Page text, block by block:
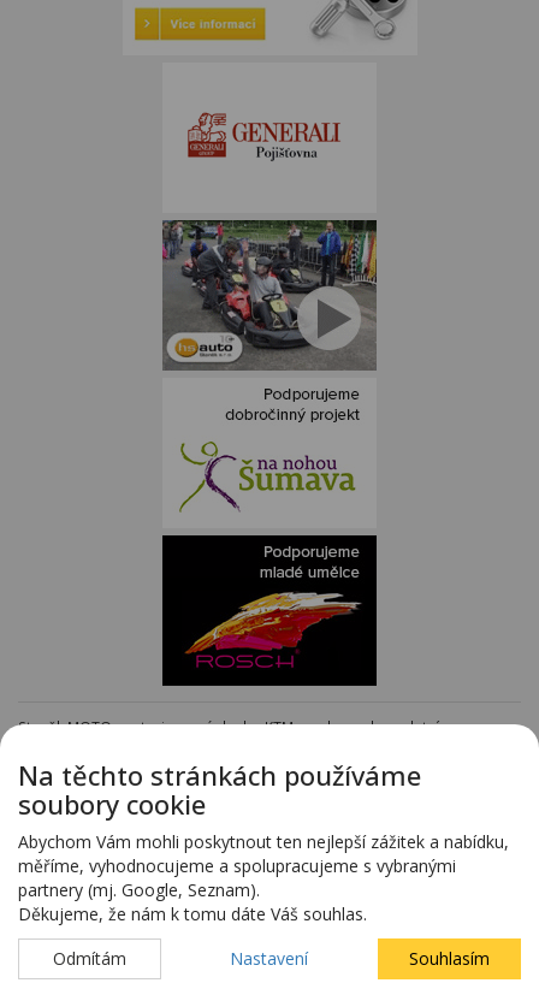
Staněk MOTO - autorizovaný dealer KTM - e-shop s kompletním
Předváděcí vozy - kompletní nabídka na specializovaných stránkách
www.predvadeci-vozy.cz
Vozy 4x4 a vozy SUV - kompletní nabídka na specializovaných stránkách
www.4x4-suv.cz
Firma HS Auto Staněk s.r.o. si vyhrazuje právo změny vyplývající z chyby
zadání.
Na těchto stránkách používáme
soubory cookie
Abychom Vám mohli poskytnout ten nejlepší zážitek a nabídku,
měříme, vyhodnocujeme a spolupracujeme s vybranými
partnery (mj. Google, Seznam).
Děkujeme, že nám k tomu dáte Váš souhlas.
Odmítám
Nastavení Souhlasím